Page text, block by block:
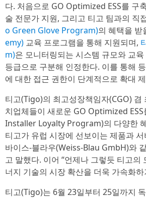
다. 처음으로 GO Optimized ESS를 구
술 전문가 지원, 그리고 티고 팀과의
o Green Glove Program)의 혜택을
emy) 교육 프로그램을 통해 지원되며,
m)은 모니터링되는 시스템 규모와 교
등급으로 구분해 인정한다. 이를 통해
에 대한 접근 권한이 단계적으로 확대
티고(Tigo)의 최고성장책임자(CGO) 겸
치업체들이 새로운 GO Optimized
Installer Loyalty Program)의 다양한
티고가 유럽 시장에 선보이는 제품과
바이스-블라우(Weiss-Blau GmbH)와
고 말했다. 이어 “언제나 그렇듯 티고
너지 기술의 시장 확산을 더욱 가속화
티고(Tigo)는 6월 23일부터 25일까지